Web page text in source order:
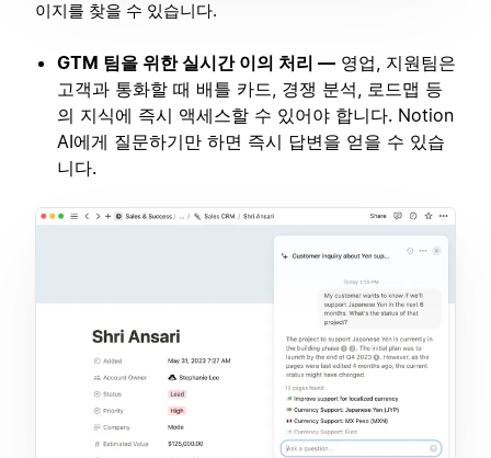
이지를 찾을 수 있습니다.
GTM 팀을 위한 실시간 이의 처리 — 영업, 지원팀은
고객과 통화할 때 배틀 카드, 경쟁 분석, 로드맵 등
의 지식에 즉시 액세스할 수 있어야 합니다. Notion
AI에게 질문하기만 하면 즉시 답변을 얻을 수 있습
니다.